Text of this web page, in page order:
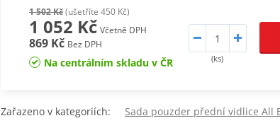
1 502 Kč(ušetříte 450 Kč)
1 052 Kč Včetně DPH
869 Kč Bez DPH
Na centrálním skladu v ČR (ks)
Zařazeno v kategoriích: Sada pouzder přední vidlice All